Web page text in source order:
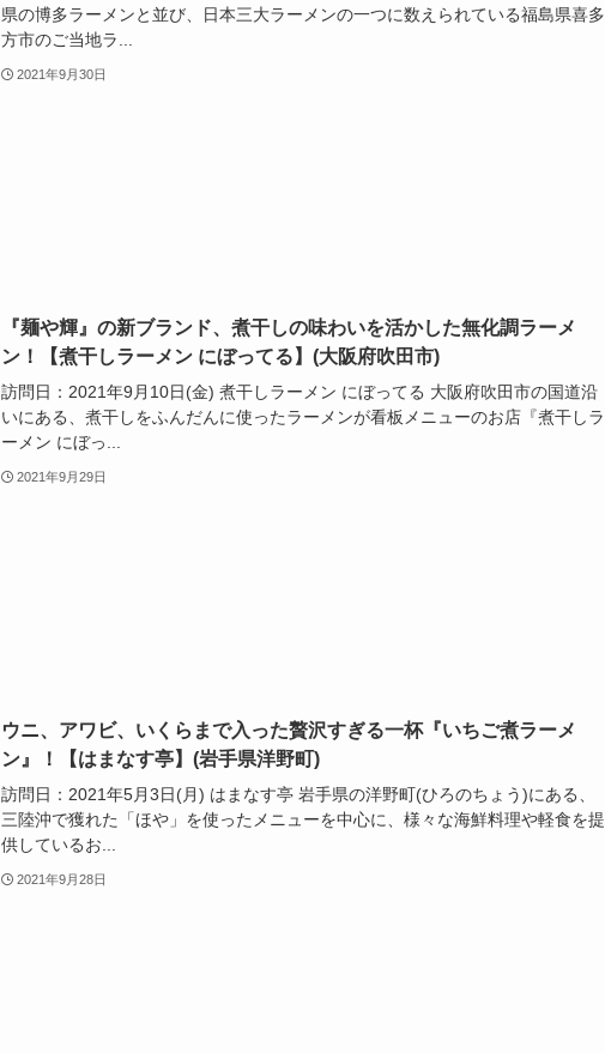
県の博多ラーメンと並び、日本三大ラーメンの一つに数えられている福島県喜多
方市のご当地ラ...
2021年9月30日
『麺や輝』の新ブランド、煮干しの味わいを活かした無化調ラーメ
ン！【煮干しラーメン にぼってる】(大阪府吹田市)
訪問日：2021年9月10日(金) 煮干しラーメン にぼってる 大阪府吹田市の国道沿
いにある、煮干しをふんだんに使ったラーメンが看板メニューのお店『煮干しラ
ーメン にぼっ...
2021年9月29日
ウニ、アワビ、いくらまで入った贅沢すぎる一杯『いちご煮ラーメ
ン』！【はまなす亭】(岩手県洋野町)
訪問日：2021年5月3日(月) はまなす亭 岩手県の洋野町(ひろのちょう)にある、
三陸沖で獲れた「ほや」を使ったメニューを中心に、様々な海鮮料理や軽食を提
供しているお...
2021年9月28日